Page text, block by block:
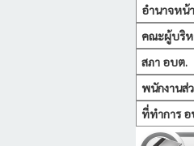
อำนาจหน้
คณะผู้บริห
สภา อบต.
พนักงานส่
ที่ทำการ